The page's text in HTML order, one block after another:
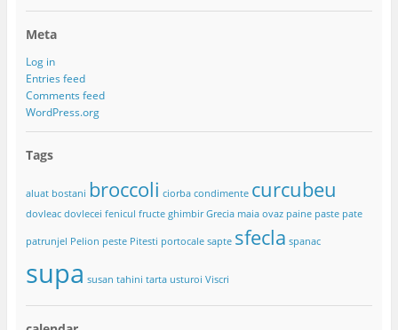
Meta
Log in
Entries feed
Comments feed
WordPress.org
Tags
aluat bostani broccoli ciorba condimente curcubeu
dovleac dovlecei fenicul fructe ghimbir Grecia maia ovaz paine paste pate
patrunjel Pelion peste Pitesti portocale sapte sfecla spanac
supa susan tahini tarta usturoi Viscri